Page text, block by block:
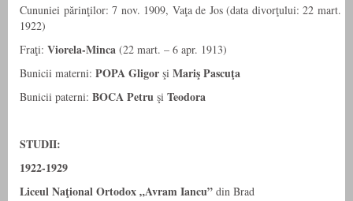
Cununiei părinţilor: 7 nov. 1909, Vaţa de Jos (data divorţului: 22 mart.
1922)
Fraţi: Viorela-Minca (22 mart. – 6 apr. 1913)
Bunicii materni: POPA Gligor şi Mariş Pascuţa
Bunicii paterni: BOCA Petru şi Teodora
STUDII:
1922-1929
Liceul Naţional Ortodox „Avram Iancu” din Brad